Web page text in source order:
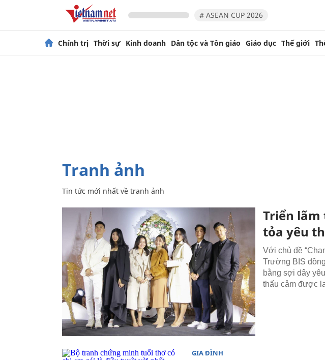
# ASEAN CUP 2026
Chính trị Thời sự Kinh doanh Dân tộc và Tôn giáo Giáo dục Thế giới
tranh ảnh
Tin tức mới nhất về tranh ảnh
Triển lãm
tỏa yêu
Với chủ đề
Trường BIS
bằng sợi dây
thấu cảm được
GIA ĐÌNH